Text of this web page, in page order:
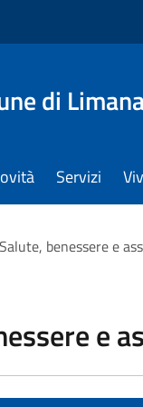
di
Servizi
Salute, benessere e
e